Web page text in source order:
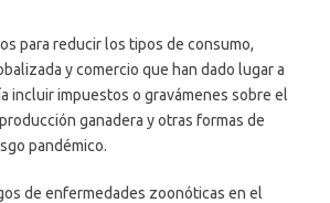
reducir los tipos de consumo,
y comercio que han dado lugar a
incluir impuestos o gravámenes sobre el
ganadera y otras formas de
pandémico.
de enfermedades zoonóticas en el